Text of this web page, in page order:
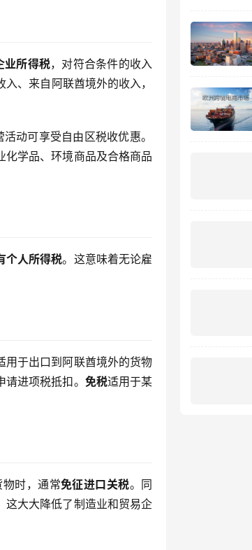
业所得税，对符合条件的收入
、来自阿联酋境外的收入，
动可享受自由区税收优惠。
化学品、环境商品及合格商品
个人所得税。这意味着无论雇
用于出口到阿联酋境外的货物
进项税抵扣。 免税适用于某
物时，通常免征进口关税。同
这大大降低了制造业和贸易企